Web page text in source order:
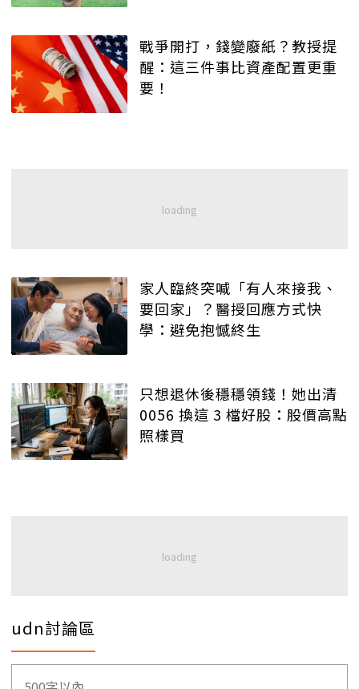
戰爭開打，錢變廢紙？教授提
醒：這三件事比資產配置更重
要！
家人臨終突喊「有人來接我、
要回家」？醫授回應方式快
學：避免抱憾終生
只想退休後穩穩領錢！她出清
0056 換這 3 檔好股：股價高點
照樣買
udn討論區